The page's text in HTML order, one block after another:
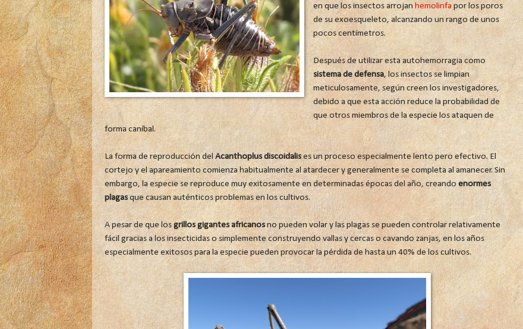
en que los insectos arrojan hemolinfa por los poros
de su exoesqueleto, alcanzando un rango de unos
pocos centímetros.
Después de utilizar esta autohemorragia como
sistema de defensa, los insectos se limpian
meticulosamente, según creen los investigadores,
debido a que esta acción reduce la probabilidad de
que otros miembros de la especie los ataquen de
forma caníbal.
La forma de reproducción del Acanthoplus discoidalises un proceso especialmente lento pero efectivo. El
cortejo y el apareamiento comienza habitualmente al atardecer y generalmente se completa al amanecer. Sin
embargo, la especie se reproduce muy exitosamente en determinadas épocas del año, creandoenormes
plagasque causan auténticos problemas en los cultivos.
A pesar de que losgrillos gigantes africanosno pueden volar y las plagas se pueden controlar relativamente
fácil gracias a los insecticidas o simplemente construyendo vallas y cercas o cavando zanjas, en los años
especialmente exitosos para la especie pueden provocar la pérdida de hasta un 40% de los cultivos.